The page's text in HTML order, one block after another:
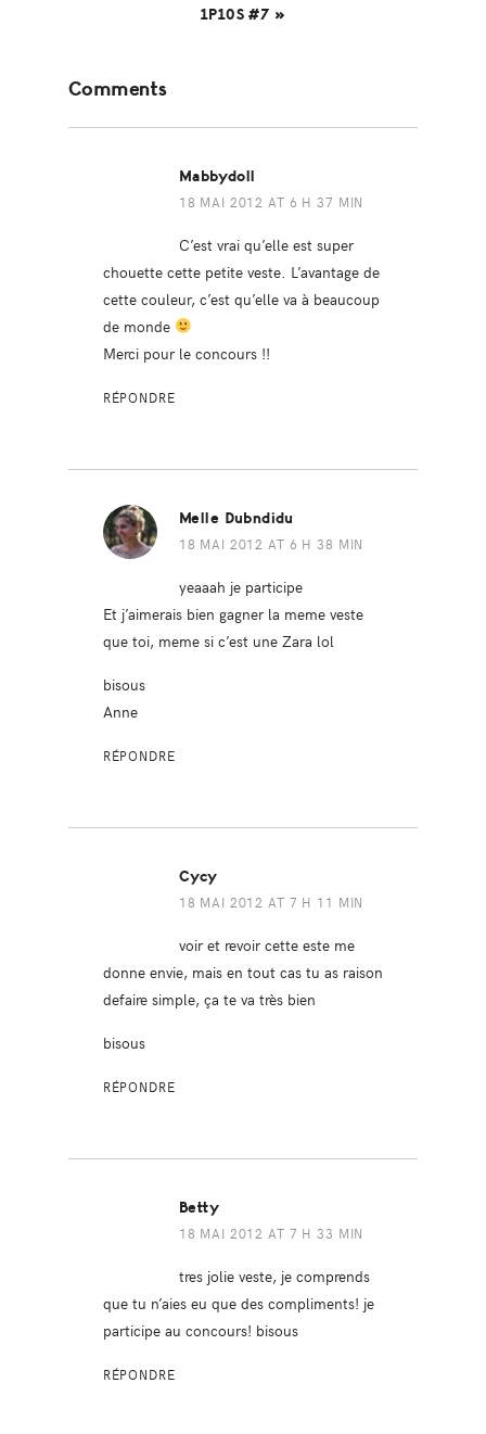
1P10S #7 »
Interactions
Comments
Mabbydoll
18 MAI 2012 AT 6 H 37 MIN
C’est vrai qu’elle est super
chouette cette petite veste. L’avantage de
cette couleur, c’est qu’elle va à beaucoup
de monde
Merci pour le concours !!
RÉPONDRE
Melle Dubndidu
18 MAI 2012 AT 6 H 38 MIN
yeaaah je participe
Et j’aimerais bien gagner la meme veste
que toi, meme si c’est une Zara lol
bisous
Anne
RÉPONDRE
Cycy
18 MAI 2012 AT 7 H 11 MIN
voir et revoir cette este me
donne envie, mais en tout cas tu as raison
defaire simple, ça te va très bien
bisous
RÉPONDRE
Betty
18 MAI 2012 AT 7 H 33 MIN
tres jolie veste, je comprends
que tu n’aies eu que des compliments! je
participe au concours! bisous
RÉPONDRE